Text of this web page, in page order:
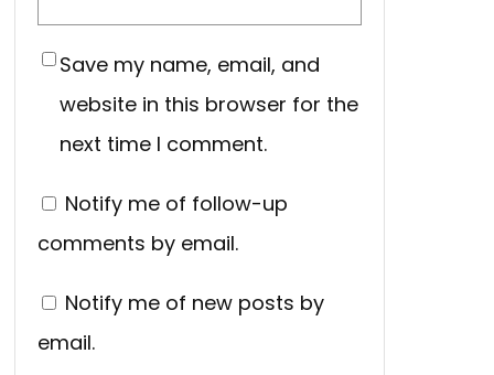
Save my name, email, and
website in this browser for the
next time I comment.
Notify me of follow-up
comments by email.
Notify me of new posts by
email.